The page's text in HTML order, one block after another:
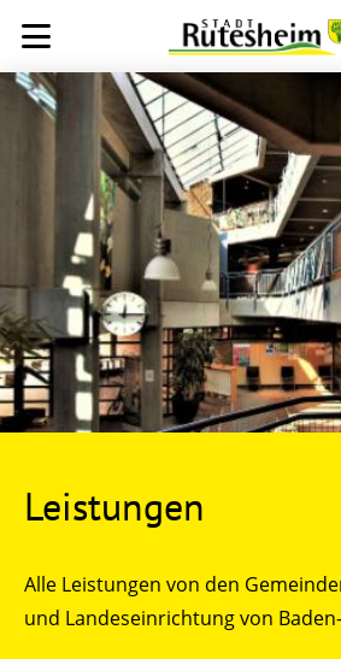
Leistungen
Alle Leistungen von den
und Landeseinrichtung von